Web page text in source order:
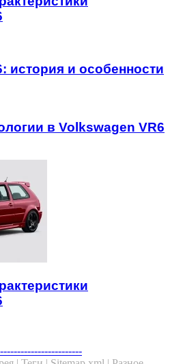
история и особенности
в Volkswagen VR6